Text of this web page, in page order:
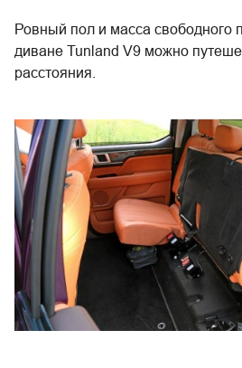
Ровный пол и масса свободного
диване Tunland V9 можно
расстояния.